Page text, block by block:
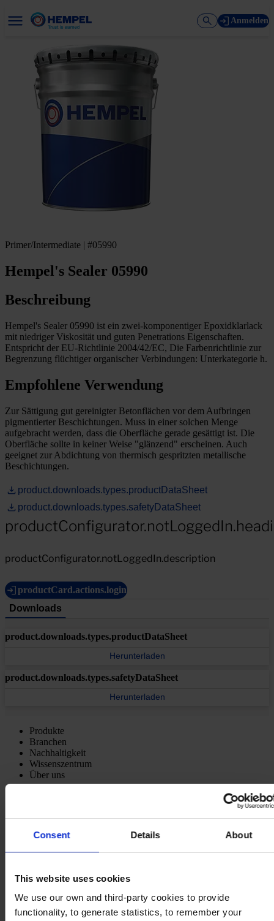
Consent Details About
This website uses cookies
We use our own and third-party cookies to provide
functionality, to generate statistics, to remember your
Anmelden
Primer/Intermediate | #05990
Hempel's Sealer 05990
Beschreibung
Hempel's Sealer 05990 ist ein zwei-komponentiger Epoxidklarlack
mit niedriger Viskosität und guten Penetrations Eigenschaften.
Entspricht der EU-Richtlinie 2004/42/EC, Die Farbenrichtlinie zur
Begrenzung flüchtiger organischer Verbindungen: Unterkategorie h.
Empfohlene Verwendung
Zur Sättigung gut gereinigter Betonflächen vor dem Aufbringen
pigmentierter Beschichtungen. Muss in einer solchen Menge
aufgebracht werden, dass die Oberfläche gerade gesättigt ist. Die
Oberfläche sollte in keiner Weise "glänzend" erscheinen. Auch
geeignet zur Abdichtung von thermisch gespritzten metallische
Beschichtungen.
product.downloads.types.productDataSheet
product.downloads.types.safetyDataSheet
productConfigurator.notLoggedIn.description
productCard.actions.login
Downloads
product.downloads.types.productDataSheet
Herunterladen
product.downloads.types.safetyDataSheet
Herunterladen
Produkte
Branchen
Nachhaltigkeit
Wissenszentrum
Über uns
HAUPTSITZHempel (Germany) GmbH
25421 Pinneberg
KONTAKTTel:+49 41 01 707 0
Mail:Protective.de@hempel.com Marine.de@hempel.com